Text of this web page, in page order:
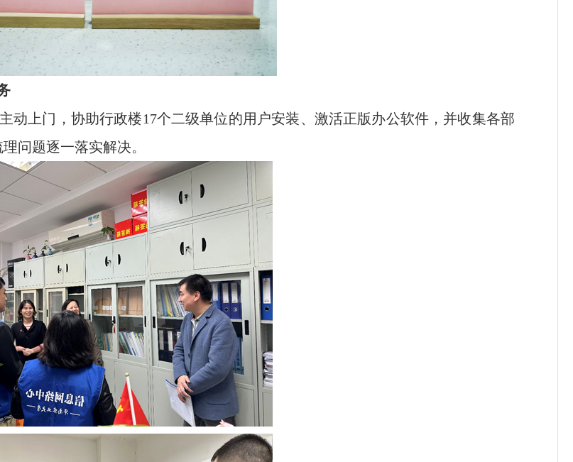
动上门，协助行政楼17个二级单位的用户安装、激活正版办公软件，并收集各部
问题逐一落实解决。